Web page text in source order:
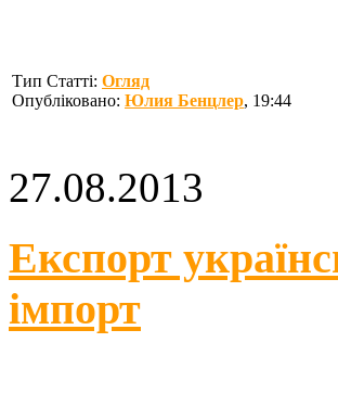
Тип Статті: Огляд
Опубліковано: Юлия Бенцлер, 19:44
27.08.2013
Експорт
імпорт